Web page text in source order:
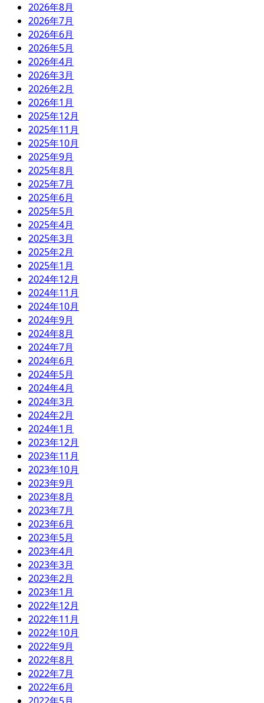
2026年8月
2026年7月
2026年6月
2026年5月
2026年4月
2026年3月
2026年2月
2026年1月
2025年12月
2025年11月
2025年10月
2025年9月
2025年8月
2025年7月
2025年6月
2025年5月
2025年4月
2025年3月
2025年2月
2025年1月
2024年12月
2024年11月
2024年10月
2024年9月
2024年8月
2024年7月
2024年6月
2024年5月
2024年4月
2024年3月
2024年2月
2024年1月
2023年12月
2023年11月
2023年10月
2023年9月
2023年8月
2023年7月
2023年6月
2023年5月
2023年4月
2023年3月
2023年2月
2023年1月
2022年12月
2022年11月
2022年10月
2022年9月
2022年8月
2022年7月
2022年6月